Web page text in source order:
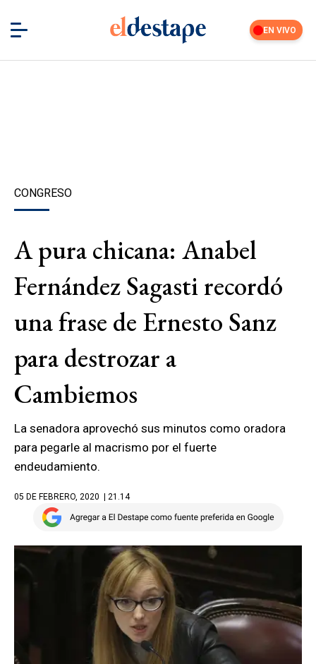
EN VIVO
CONGRESO
A pura chicana: Anabel
Fernández Sagasti recordó
una frase de Ernesto Sanz
para destrozar a
Cambiemos
La senadora aprovechó sus minutos como oradora
para pegarle al macrismo por el fuerte
endeudamiento.
05 DE FEBRERO, 2020 | 21.14